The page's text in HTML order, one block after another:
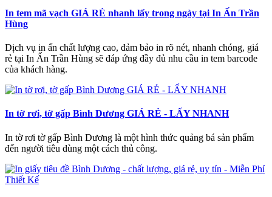
In tem mã vạch GIÁ RẺ nhanh lấy trong ngày tại In Ấn Trần
Hùng
Dịch vụ in ấn chất lượng cao, đảm bảo in rõ nét, nhanh chóng, giá
rẻ tại In Ấn Trần Hùng sẽ đáp ứng đầy đủ nhu cầu in tem barcode
của khách hàng.
In tờ rơi, tờ gấp Bình Dương GIÁ RẺ - LẤY NHANH
In tờ rơi tờ gấp Bình Dương là một hình thức quảng bá sản phẩm
đến người tiêu dùng một cách thủ công.